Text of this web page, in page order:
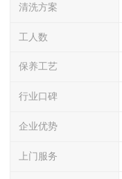
清洗方案
工人数
保养工艺
行业口碑
企业优势
上门服务